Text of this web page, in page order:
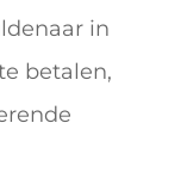
in
betalen,